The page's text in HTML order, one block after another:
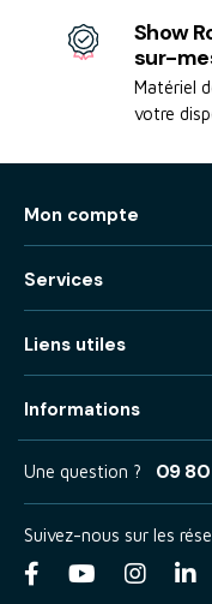
installations tout
d’entretien. Une
pour tous les
Show
sur-
Matériel
votre
Mon compte
Services
Liens utiles
Informations
Une question ? 09
Suivez-nous sur les